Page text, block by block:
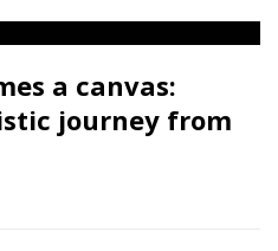
a canvas:
journey from